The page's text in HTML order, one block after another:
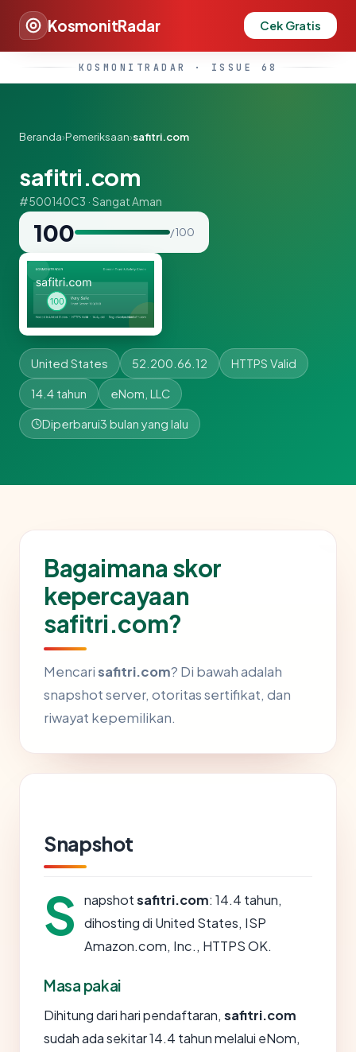
KosmonitRadar Cek Gratis
KOSMONITRADAR · ISSUE 68
Beranda›Pemeriksaan›safitri.com
safitri.com
#500140C3 · Sangat Aman
100 / 100
United States 52.200.66.12 HTTPS Valid
14.4 tahun eNom, LLC
Diperbarui3 bulan yang lalu
Bagaimana skor
kepercayaan
safitri.com?
Mencarisafitri.com? Di bawah adalah
snapshot server, otoritas sertifikat, dan
riwayat kepemilikan.
Snapshot
S napshotsafitri.com: 14.4 tahun,
dihosting di United States, ISP
Amazon.com, Inc., HTTPS OK.
Masa pakai
Dihitung dari hari pendaftaran, safitri.com
sudah ada sekitar 14.4 tahun melalui eNom,